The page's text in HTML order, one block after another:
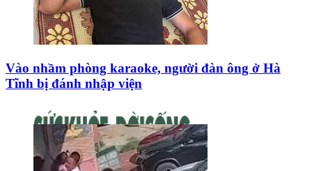
Vào nhầm phòng karaoke, người đàn ông ở Hà
Tĩnh bị đánh nhập viện